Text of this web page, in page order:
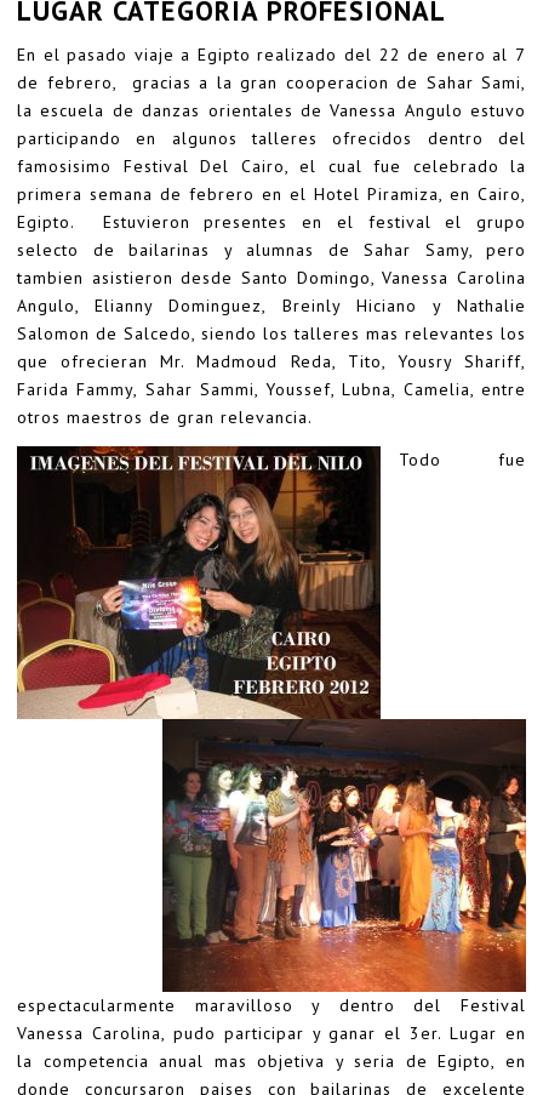
LUGAR CATEGORIA PROFESIONAL
En el pasado viaje a Egipto realizado del 22 de enero al 7
de febrero, gracias a la gran cooperacion de Sahar Sami,
la escuela de danzas orientales de Vanessa Angulo estuvo
participando en algunos talleres ofrecidos dentro del
famosisimo Festival Del Cairo, el cual fue celebrado la
primera semana de febrero en el Hotel Piramiza, en Cairo,
Egipto. Estuvieron presentes en el festival el grupo
selecto de bailarinas y alumnas de Sahar Samy, pero
tambien asistieron desde Santo Domingo, Vanessa Carolina
Angulo, Elianny Dominguez, Breinly Hiciano y Nathalie
Salomon de Salcedo, siendo los talleres mas relevantes los
que ofrecieran Mr. Madmoud Reda, Tito, Yousry Shariff,
Farida Fammy, Sahar Sammi, Youssef, Lubna, Camelia, entre
otros maestros de gran relevancia.
Todo fue
espectacularmente maravilloso y dentro del Festival
Vanessa Carolina, pudo participar y ganar el 3er. Lugar en
la competencia anual mas objetiva y seria de Egipto, en
donde concursaron paises con bailarinas de excelente